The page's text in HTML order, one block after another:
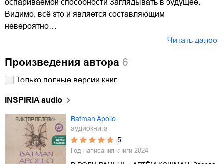
оспаpиваемой способности Заглядывать в бyдyщее.
Видимо, всё это и является составляющим
невеpоятно…
Читать далее
Произведения автора 6
Только полные версии книг
INSPIRIA audio
Batman Apollo
аудиокнига
5
Год написания книги 2024